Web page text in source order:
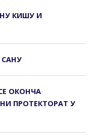
КИШУ И
ОКОНЧА
ПРОТЕКТОРАТ У